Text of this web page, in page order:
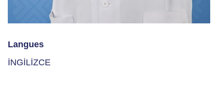
Langues
İNGİLİZCE